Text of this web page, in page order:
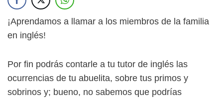
¡Aprendamos a llamar a los miembros de la familia
en inglés!
Por fin podrás contarle a tu tutor de inglés las
ocurrencias de tu abuelita, sobre tus primos y
sobrinos y; bueno, no sabemos que podrías